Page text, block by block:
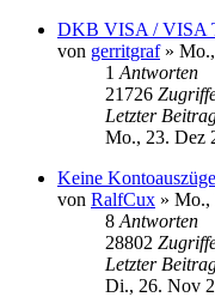
DKB VISA / VISA
von gerritgraf»
1 Antworten
21726
Letzter
Mo., 23. Dez
Keine
von RalfCux » Mo.,
8 Antworten
28802
Letzter
Di., 26. Nov